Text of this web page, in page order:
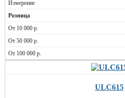
ULC615